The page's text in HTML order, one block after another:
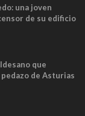
una joven
de su edificio
minutos
que
de Asturias